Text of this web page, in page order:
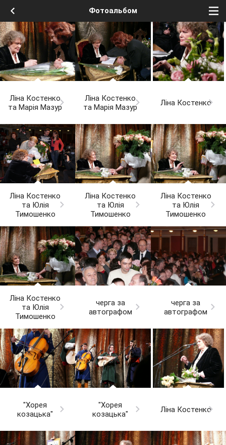
Фотоальбом
Ліна Костенко
та Марія Мазур
Ліна Костенко
та Марія Мазур
Ліна Костенко
Ліна Костенко
та Юлія
Тимошенко
Ліна Костенко
та Юлія
Тимошенко
Ліна Костенко
та Юлія
Тимошенко
Ліна Костенко
та Юлія
Тимошенко
черга за
автографом
черга за
автографом
"Хорея
козацька"
"Хорея
козацька"
Ліна Костенко